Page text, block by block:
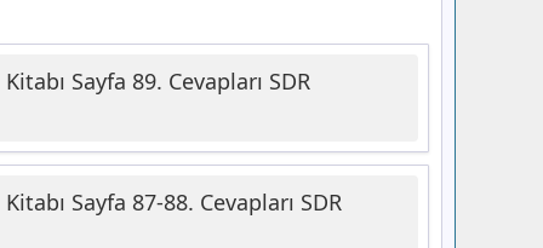
Sayfa 89. Cevapları SDR
Sayfa 87-88. Cevapları SDR